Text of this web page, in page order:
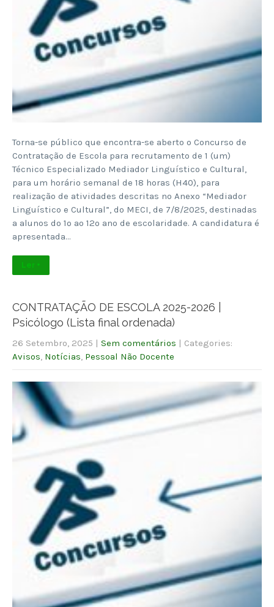
Torna-se público que encontra-se aberto o Concurso de
Contratação de Escola para recrutamento de 1 (um)
Técnico Especializado Mediador Linguístico e Cultural,
para um horário semanal de 18 horas (H40), para
realização de atividades descritas no Anexo “Mediador
Linguístico e Cultural”, do MECI, de 7/8/2025, destinadas
a alunos do 1º ao 12º ano de escolaridade. A candidatura é
apresentada…
Ler +
CONTRATAÇÃO DE ESCOLA 2025-2026 |
Psicólogo (Lista final ordenada)
26 Setembro, 2025 | Sem comentários | Categories:
Avisos Notícias Pessoal Não Docente